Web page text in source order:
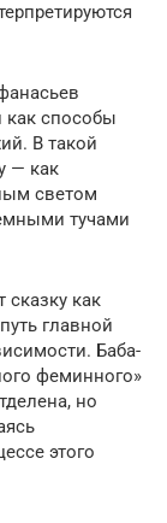
как способы
В такой
— как
светом
тучами
сказку как
главной
Баба-
феминного»
но
этого